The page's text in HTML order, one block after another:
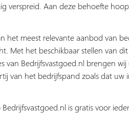
verspreid. Aan deze behoefte
het meest relevante aanbod van
Met het beschikbaar stellen van
van Bedrijfsvastgoed.nl brengen
van het bedrijfspand zoals dat uw
is gratis voor